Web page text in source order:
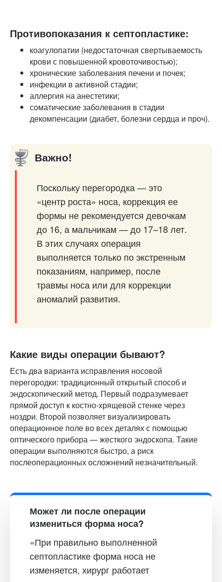
Противопоказания к септопластике:
коагулопатии (недостаточная свертываемость
крови с повышенной кровоточивостью);
хронические заболевания печени и почек;
инфекции в активной стадии;
аллергия на анестетики;
соматические заболевания в стадии
декомпенсации (диабет, болезни сердца и проч).
Важно!
Поскольку перегородка — это
«центр роста» носа, коррекция ее
формы не рекомендуется девочкам
до 16, а мальчикам — до 17–18 лет.
В этих случаях операция
выполняется только по экстренным
показаниям, например, после
травмы носа или для коррекции
аномалий развития.
Какие виды операции бывают?
Есть два варианта исправления носовой
перегородки: традиционный открытый способ и
эндоскопический метод. Первый подразумевает
прямой доступ к костно-хрящевой стенке через
ноздри. Второй позволяет визуализировать
операционное поле во всех деталях с помощью
оптического прибора — жесткого эндоскопа. Такие
операции выполняются быстро, а риск
послеоперационных осложнений незначительный.
Может ли после операции
измениться форма носа?
«При правильно выполненной
септопластике форма носа не
изменяется, хирург работает